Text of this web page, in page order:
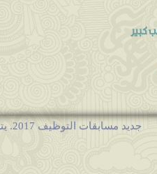
جديد مسابقات التوظيف 2017. يتم التشغيل بواسطة